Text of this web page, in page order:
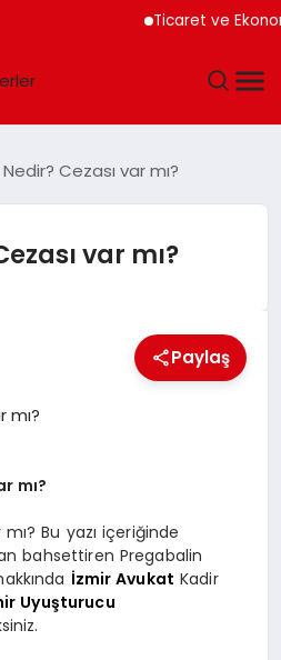
Ticaret ve
Cezası var mı?
var mı?
Paylaş
mı?
Bu yazı içeriğinde
bahsettiren Pregabalin
İzmir Avukat Kadir
Uyuşturucu